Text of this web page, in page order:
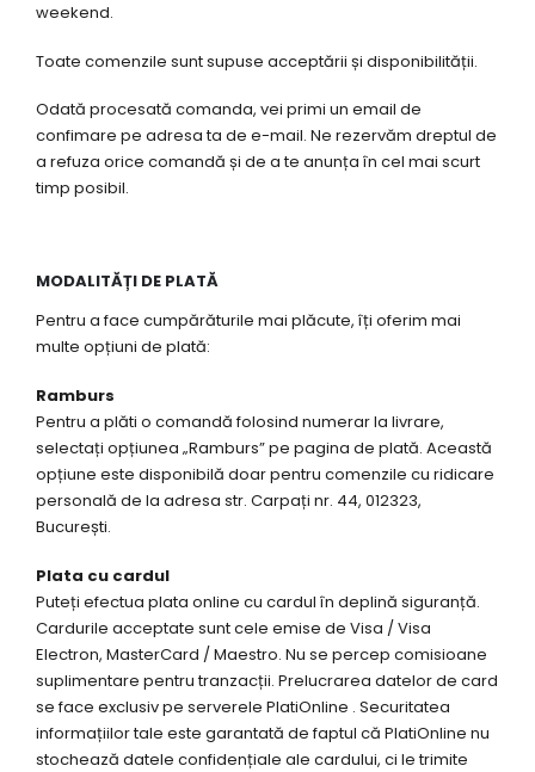
weekend.
Toate comenzile sunt supuse acceptării și disponibilității.
Odată procesată comanda, vei primi un email de
confimare pe adresa ta de e-mail. Ne rezervăm dreptul de
a refuza orice comandă și de a te anunța în cel mai scurt
timp posibil.
MODALITĂȚI DE PLATĂ
Pentru a face cumpărăturile mai plăcute, îți oferim mai
multe opțiuni de plată:
Ramburs
Pentru a plăti o comandă folosind numerar la livrare,
selectați opțiunea „Ramburs” pe pagina de plată. Această
opțiune este disponibilă doar pentru comenzile cu ridicare
personală de la adresa str. Carpați nr. 44, 012323,
București.
Plata cu cardul
Puteți efectua plata online cu cardul în deplină siguranță.
Cardurile acceptate sunt cele emise de Visa / Visa
Electron, MasterCard / Maestro. Nu se percep comisioane
suplimentare pentru tranzacții. Prelucrarea datelor de card
se face exclusiv pe serverele PlatiOnline . Securitatea
informațiilor tale este garantată de faptul că PlatiOnline nu
stochează datele confidențiale ale cardului, ci le trimite